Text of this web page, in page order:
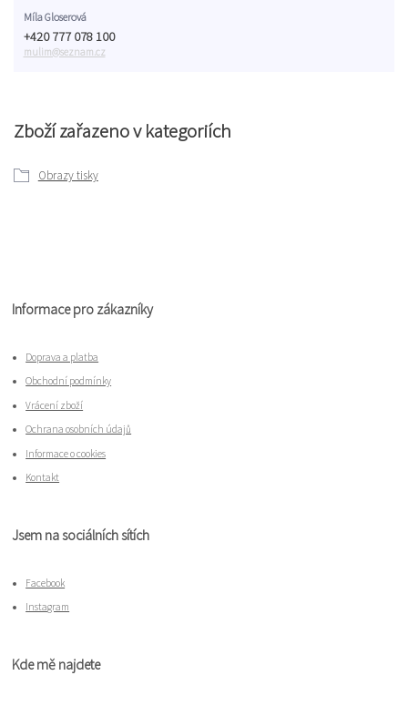
Zboží zařazeno v kategoriích
Obrazy tisky
Míla Gloserová
+420 777 078 100
mulim@seznam.cz
Informace pro zákazníky
Doprava a platba
Obchodní podmínky
Vrácení zboží
Ochrana osobních údajů
Informace o cookies
Kontakt
Jsem na sociálních sítích
Facebook
Instagram
Kde mě najdete